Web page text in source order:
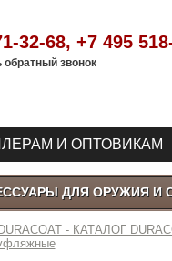
32-68, +7 495
обратный звонок
И ОПТОВИКАМ
ДЛЯ ОРУЖИЯ И
- КАТАЛОГ